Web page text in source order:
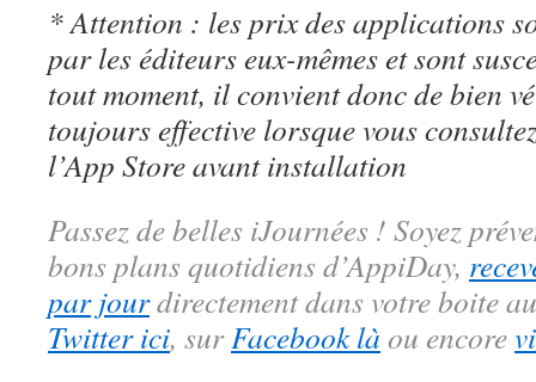
* Attention : les prix des applications
par les éditeurs eux-mêmes et sont
tout moment, il convient donc de bien
toujours effective lorsque vous
l’App Store avant installation
Passez de belles iJournées ! Soyez
bons plans quotidiens d’AppiDay,
par jourdirectement dans votre boite
Twitter ici, surFacebook là ou encore